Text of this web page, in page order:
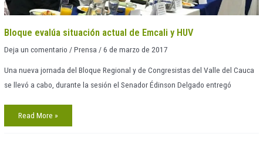
Bloque evalúa situación actual de Emcali y HUV
Deja un comentario /Prensa /6 de marzo de 2017
Una nueva jornada del Bloque Regional y de Congresistas del Valle del Cauca
se llevó a cabo, durante la sesión el Senador Édinson Delgado entregó
Read More »